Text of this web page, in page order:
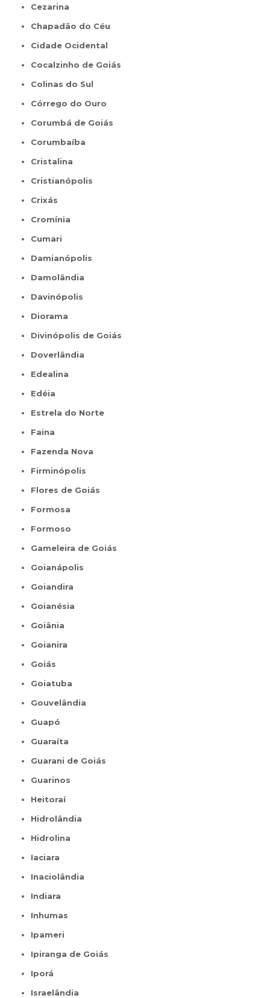
Cezarina
Chapadão do Céu
Cidade Ocidental
Cocalzinho de Goiás
Colinas do Sul
Córrego do Ouro
Corumbá de Goiás
Corumbaíba
Cristalina
Cristianópolis
Crixás
Cromínia
Cumari
Damianópolis
Damolândia
Davinópolis
Diorama
Divinópolis de Goiás
Doverlândia
Edealina
Edéia
Estrela do Norte
Faina
Fazenda Nova
Firminópolis
Flores de Goiás
Formosa
Formoso
Gameleira de Goiás
Goianápolis
Goiandira
Goianésia
Goiânia
Goianira
Goiás
Goiatuba
Gouvelândia
Guapó
Guaraíta
Guarani de Goiás
Guarinos
Heitoraí
Hidrolândia
Hidrolina
Iaciara
Inaciolândia
Indiara
Inhumas
Ipameri
Ipiranga de Goiás
Iporá
Israelândia